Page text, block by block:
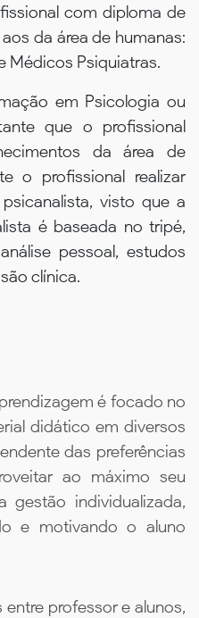
com diploma de
da área de humanas:
Médicos Psiquiatras.
em Psicologia ou
que o profissional
da área de
o profissional realizar
visto que a
é baseada no tripé,
pessoal, estudos
clínica.
é focado no
didático em diversos
das preferências
ao máximo seu
individualizada,
e motivando o aluno
professor e alunos,